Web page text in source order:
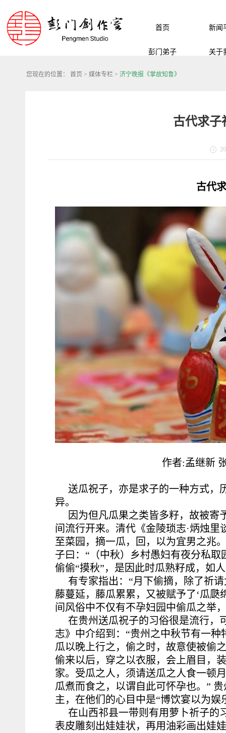
首页 新闻
彭门弟子 关于
您现在的位置： 首页 > 媒体专栏 > 济宁晚报《掌故知鲁》
古代求子
古代
作者:孟继新
送瓜祝子，亦是求子的一种方式，
异。
因为但凡瓜果之类皆多籽，故被
间流行开来。清代《金陵琐志·炳烛
至菜园，摘一瓜，回，以为宜男之兆
子曰：“（中秋）乡村愚妇有夜分私取
偷偷“摸秋”，是因此时瓜熟籽成，如
有专家指出：“月下偷摘，除了祈
藤蔓延，藤瓜累累，又被赋予了‘瓜
间风俗中不仅有不孕妇园中偷瓜之举
在贵州送瓜祝子的习俗很是流行，
志》中介绍到：“贵州之中秋节有一
瓜以晚上行之，偷之时，故意使被偷
偷来以后，穿之以衣服，会上眉目，
家。受瓜之人，须请送瓜之人食一顿
瓜煮而食之，以谓自此可怀孕也。”
主，在他们的心目中是“博饮宴以为
在山西祁县一带则有用萝卜祈子的
表皮雕刻出娃娃状，再用油彩画出娃